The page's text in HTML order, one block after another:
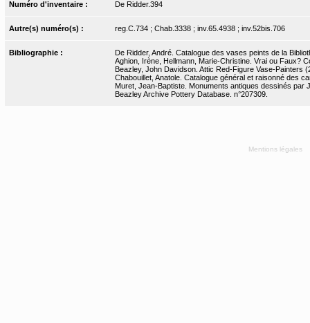
Numéro d'inventaire : De Ridder.394
Autre(s) numéro(s) : reg.C.734 ; Chab.3338 ; inv.65.4938 ; inv.52bis.706
Bibliographie :
De Ridder, André. Catalogue des vases peints de la
Aghion, Irène, Hellmann, Marie-Christine. Vrai ou Faux?
Beazley, John Davidson. Attic Red-Figure Vase-Painters
Chabouillet, Anatole. Catalogue général et raisonné des
Muret, Jean-Baptiste. Monuments antiques dessinés par
Beazley Archive Pottery Database. n°207309.
Mentions légales